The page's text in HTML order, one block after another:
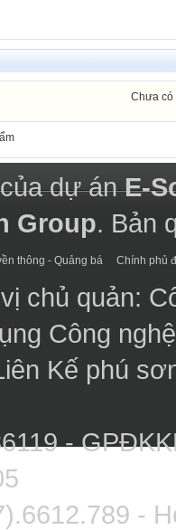
Chưa có
dự ánE-
Group. Bản
thông - Quảng bá Chính phủ
chủ quản:
Công
Kế phú
-
-